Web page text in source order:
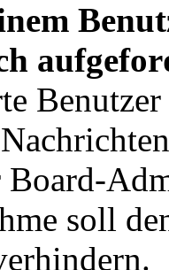
Board-
soll